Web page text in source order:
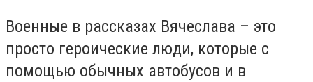
Военные в рассказах Вячеслава – это
просто героические люди, которые с
помощью обычных автобусов и в